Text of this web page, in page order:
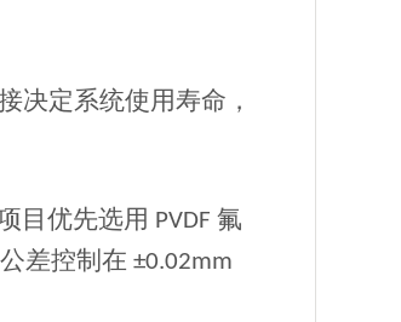
决定系统使用寿命，
目优先选用 PVDF 氟
差控制在 ±0.02mm